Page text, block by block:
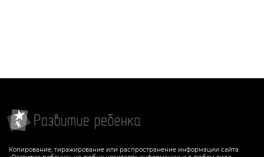
Копирование, тиражирование или распространение информации сайта